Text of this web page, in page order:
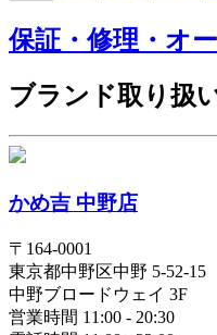
保証・修理・オ
ブランド取り扱
かめ吉 中野店
〒 164-0001
東京都中野区中野 5-52-15
中野ブロードウェイ 3F
営業時間 11:00 - 20:30